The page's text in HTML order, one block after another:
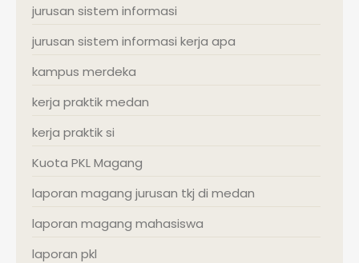
jurusan sistem informasi
jurusan sistem informasi kerja apa
kampus merdeka
kerja praktik medan
kerja praktik si
Kuota PKL Magang
laporan magang jurusan tkj di medan
laporan magang mahasiswa
laporan pkl